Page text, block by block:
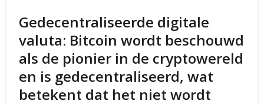
Gedecentraliseerde digitale
valuta: Bitcoin wordt beschouwd
als de pionier in de cryptowereld
en is gedecentraliseerd, wat
betekent dat het niet wordt